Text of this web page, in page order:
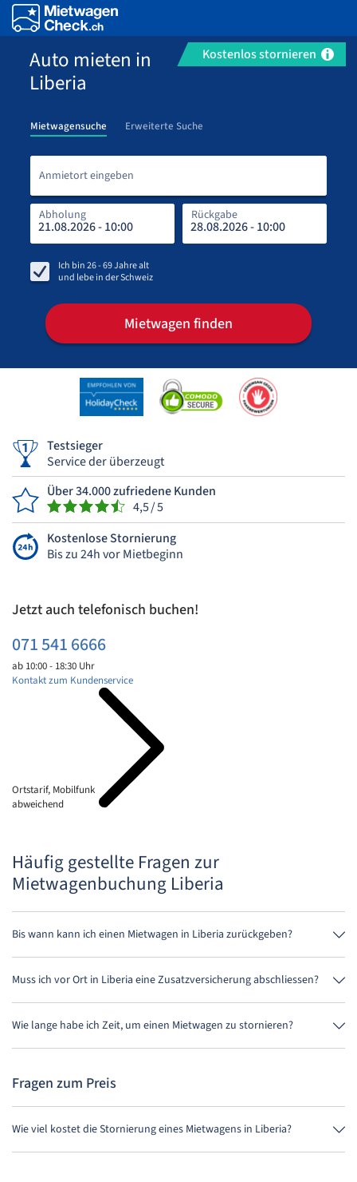
Kostenlos stornieren
Auto mieten in
Liberia
Mietwagensuche Erweiterte Suche
Anmietort eingeben
Abholung Rückgabe
Ich bin26 - 69Jahre alt
und lebe inder Schweiz
Mietwagen finden
Testsieger
Service der überzeugt
Über 34.000 zufriedene Kunden
4,5 / 5
Kostenlose Stornierung
Bis zu 24h vor Mietbeginn
Jetzt auch telefonisch buchen!
071 541 6666
ab 10:00 - 18:30 Uhr
Ortstarif, Mobilfunk
abweichend
Kontakt zum Kundenservice
Häufig gestellte Fragen zur
Mietwagenbuchung Liberia
Bis wann kann ich einen Mietwagen in Liberia zurückgeben?
Grundsätzlich kannst Du den Mietwagen zu jeder Tageszeit
zurückgeben. Wichtig ist nur, dass Du den Mietwagen nicht später als
bei der Buchung angegeben, abgibst.
Muss ich vor Ort in Liberia eine Zusatzversicherung abschliessen?
Buche am besten über uns die Vollkaskoversicherung ohne
Selbstbeteiligung. So musst Du vor Ort keine weitere Versicherung
abschliessen.
Wie lange habe ich Zeit, um einen Mietwagen zu stornieren?
Du hast bis zu 24 Stunden vor Anmietung innerhalb der
Fragen zum Preis
Wie viel kostet die Stornierung eines Mietwagens in Liberia?
Bis 24 Stunden vor Anmietung kostet die Stornierung während der